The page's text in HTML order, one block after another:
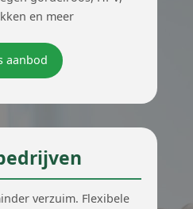
en meer
aanbod
verzuim. Flexibele